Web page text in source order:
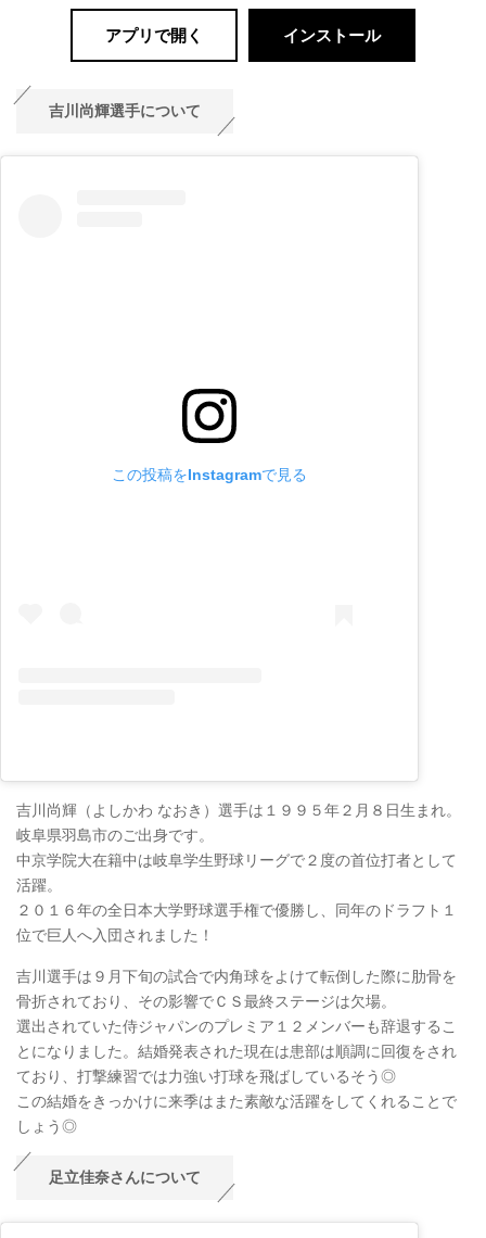
アプリで開く インストール
吉川尚輝選手について
この投稿をInstagramで見る
吉川尚輝（よしかわ なおき）選手は１９９５年２月８日生まれ。
岐阜県羽島市のご出身です。
中京学院大在籍中は岐阜学生野球リーグで２度の首位打者として
活躍。
２０１６年の全日本大学野球選手権で優勝し、同年のドラフト１
位で巨人へ入団されました！
吉川選手は９月下旬の試合で内角球をよけて転倒した際に肋骨を
骨折されており、その影響でＣＳ最終ステージは欠場。
選出されていた侍ジャパンのプレミア１２メンバーも辞退するこ
とになりました。結婚発表された現在は患部は順調に回復をされ
ており、打撃練習では力強い打球を飛ばしているそう◎
この結婚をきっかけに来季はまた素敵な活躍をしてくれることで
しょう◎
足立佳奈さんについて